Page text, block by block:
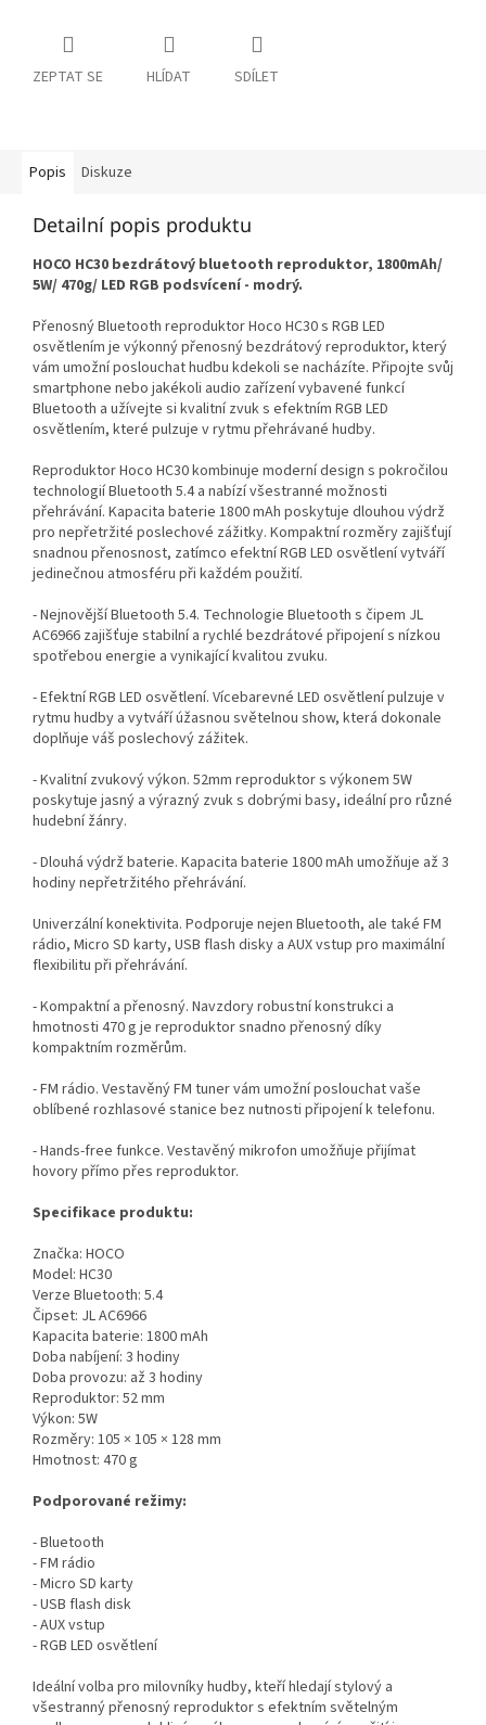
ZEPTAT SE HLÍDAT SDÍLET
Popis Diskuze
Detailní popis produktu
HOCO HC30 bezdrátový bluetooth reproduktor, 1800mAh/
5W/ 470g/ LED RGB podsvícení - modrý.
Přenosný Bluetooth reproduktor Hoco HC30 s RGB LED
osvětlením je výkonný přenosný bezdrátový reproduktor, který
vám umožní poslouchat hudbu kdekoli se nacházíte. Připojte svůj
smartphone nebo jakékoli audio zařízení vybavené funkcí
Bluetooth a užívejte si kvalitní zvuk s efektním RGB LED
osvětlením, které pulzuje v rytmu přehrávané hudby.
Reproduktor Hoco HC30 kombinuje moderní design s pokročilou
technologií Bluetooth 5.4 a nabízí všestranné možnosti
přehrávání. Kapacita baterie 1800 mAh poskytuje dlouhou výdrž
pro nepřetržité poslechové zážitky. Kompaktní rozměry zajišťují
snadnou přenosnost, zatímco efektní RGB LED osvětlení vytváří
jedinečnou atmosféru při každém použití.
- Nejnovější Bluetooth 5.4. Technologie Bluetooth s čipem JL
AC6966 zajišťuje stabilní a rychlé bezdrátové připojení s nízkou
spotřebou energie a vynikající kvalitou zvuku.
- Efektní RGB LED osvětlení. Vícebarevné LED osvětlení pulzuje v
rytmu hudby a vytváří úžasnou světelnou show, která dokonale
doplňuje váš poslechový zážitek.
- Kvalitní zvukový výkon. 52mm reproduktor s výkonem 5W
poskytuje jasný a výrazný zvuk s dobrými basy, ideální pro různé
hudební žánry.
- Dlouhá výdrž baterie. Kapacita baterie 1800 mAh umožňuje až 3
hodiny nepřetržitého přehrávání.
Univerzální konektivita. Podporuje nejen Bluetooth, ale také FM
rádio, Micro SD karty, USB flash disky a AUX vstup pro maximální
flexibilitu při přehrávání.
- Kompaktní a přenosný. Navzdory robustní konstrukci a
hmotnosti 470 g je reproduktor snadno přenosný díky
kompaktním rozměrům.
- FM rádio. Vestavěný FM tuner vám umožní poslouchat vaše
oblíbené rozhlasové stanice bez nutnosti připojení k telefonu.
- Hands-free funkce. Vestavěný mikrofon umožňuje přijímat
hovory přímo přes reproduktor.
Specifikace produktu:
Značka: HOCO
Model: HC30
Verze Bluetooth: 5.4
Čipset: JL AC6966
Kapacita baterie: 1800 mAh
Doba nabíjení: 3 hodiny
Doba provozu: až 3 hodiny
Reproduktor: 52 mm
Výkon: 5W
Rozměry: 105 × 105 × 128 mm
Hmotnost: 470 g
Podporované režimy:
- Bluetooth
- FM rádio
- Micro SD karty
- USB flash disk
- AUX vstup
- RGB LED osvětlení
Ideální volba pro milovníky hudby, kteří hledají stylový a
všestranný přenosný reproduktor s efektním světelným